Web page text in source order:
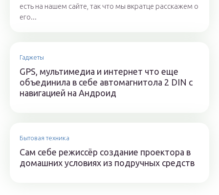
есть на нашем сайте, так что мы вкратце расскажем о
его...
Гаджеты
GPS, мультимедиа и интернет что еще
объединила в себе автомагнитола 2 DIN с
навигацией на Андроид
Бытовая техника
Сам себе режиссёр создание проектора в
домашних условиях из подручных средств